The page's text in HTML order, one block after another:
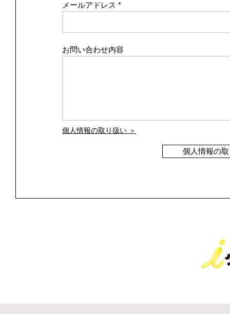
メールアドレス
お問い合わせ内容
個人情報の取り扱い ＞
個人情報の